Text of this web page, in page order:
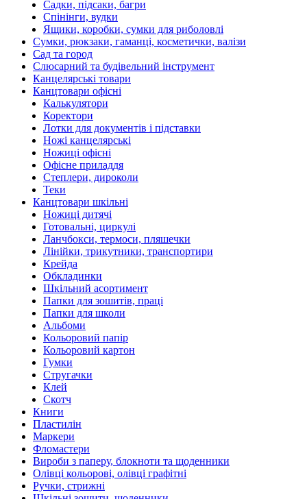
Садки, підсаки, багри
Спінінги, вудки
Ящики, коробки, сумки для риболовлі
Сумки, рюкзаки, гаманці, косметички, валізи
Сад та город
Слюсарний та будівельний інструмент
Канцелярські товари
Канцтовари офісні
Калькулятори
Коректори
Лотки для документів і підставки
Ножі канцелярські
Ножиці офісні
Офісне приладдя
Степлери, дироколи
Теки
Канцтовари шкільні
Ножиці дитячі
Готовальні, циркулі
Ланчбокси, термоси, пляшечки
Лінійки, трикутники, транспортири
Крейда
Обкладинки
Шкільний асортимент
Папки для зошитів, праці
Папки для школи
Альбоми
Кольоровий папір
Кольоровий картон
Гумки
Стругачки
Клей
Скотч
Книги
Пластилін
Маркери
Фломастери
Вироби з паперу, блокноти та щоденники
Олівці кольорові, олівці графітні
Ручки, стрижні